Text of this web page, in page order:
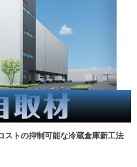
ストの抑制可能な冷蔵倉庫新工法